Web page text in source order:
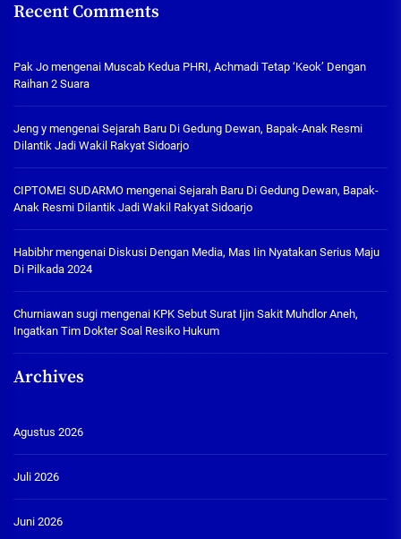
Recent Comments
Pak Jo mengenai Muscab Kedua PHRI, Achmadi Tetap ‘Keok’ Dengan
Raihan 2 Suara
Jeng y mengenai Sejarah Baru Di Gedung Dewan, Bapak-Anak Resmi
Dilantik Jadi Wakil Rakyat Sidoarjo
CIPTOMEI SUDARMO mengenai Sejarah Baru Di Gedung Dewan, Bapak-
Anak Resmi Dilantik Jadi Wakil Rakyat Sidoarjo
Habibhrmengenai Diskusi Dengan Media, Mas Iin Nyatakan Serius Maju
Di Pilkada 2024
Churniawan sugi mengenai KPK Sebut Surat Ijin Sakit Muhdlor Aneh,
Ingatkan Tim Dokter Soal Resiko Hukum
Archives
Agustus 2026
Juli 2026
Juni 2026